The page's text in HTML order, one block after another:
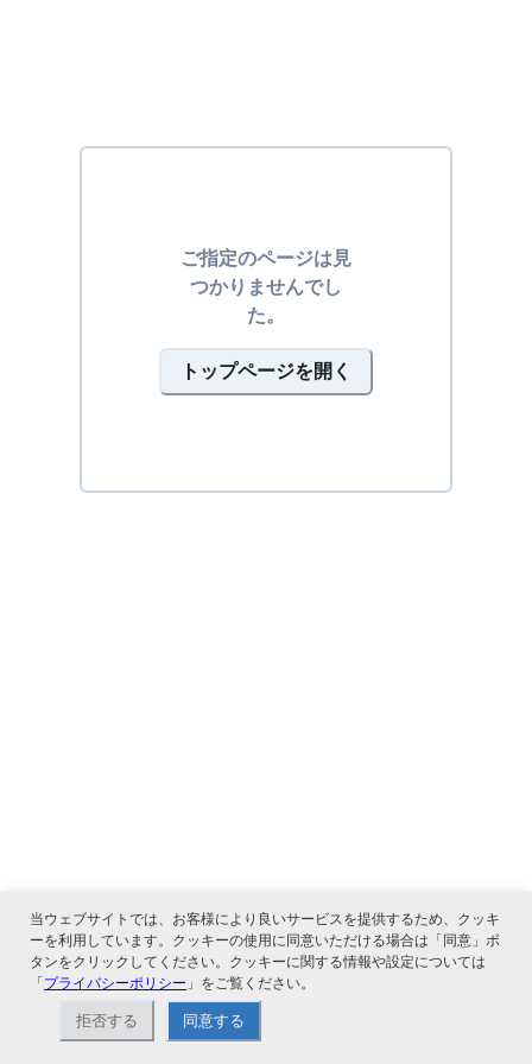
ご指定のページは見
つかりませんでし
た。
トップページを開く
当ウェブサイトでは、お客様により良いサービスを提供するため、クッキ
ーを利用しています。クッキーの使用に同意いただける場合は「同意」ボ
タンをクリックしてください。クッキーに関する情報や設定については
「プライバシーポリシー 」をご覧ください。
拒否する 同意する